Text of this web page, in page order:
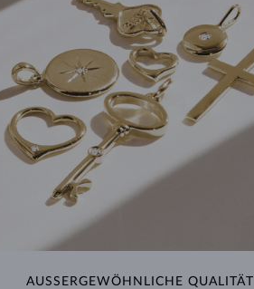
AUSSERGEWÖHNLICHE QUALITÄT